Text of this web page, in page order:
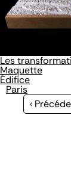
Les
Maquette
Édifice
Paris
Page
‹